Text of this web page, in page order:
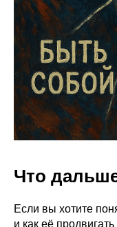
Что
Если вы хотите
и как её